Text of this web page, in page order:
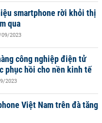
smartphone rời khỏi thị
qua
09/2023
công nghiệp điện tử
phục hồi cho nền kinh tế
2023
Việt Nam trên đà tăng